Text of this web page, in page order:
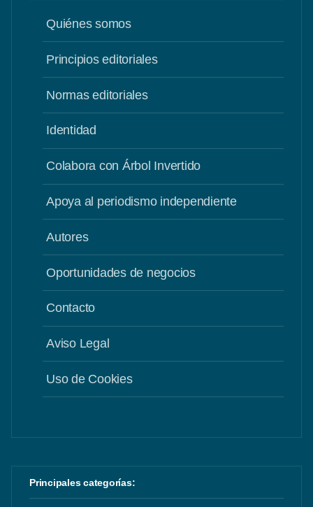
Quiénes somos
Principios editoriales
Normas editoriales
Identidad
Colabora con Árbol Invertido
Apoya al periodismo independiente
Autores
Oportunidades de negocios
Contacto
Aviso Legal
Uso de Cookies
Principales categorías: